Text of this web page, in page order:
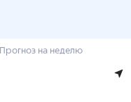
Прогноз на неделю